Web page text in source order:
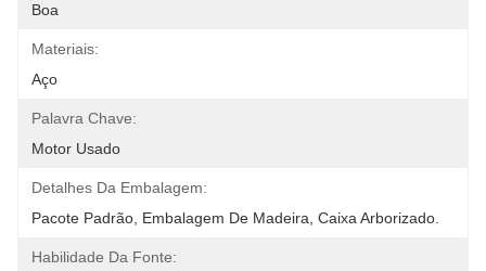
Boa
Materiais:
Aço
Palavra Chave:
Motor Usado
Detalhes Da Embalagem:
Pacote Padrão, Embalagem De Madeira, Caixa Arborizado.
Habilidade Da Fonte: